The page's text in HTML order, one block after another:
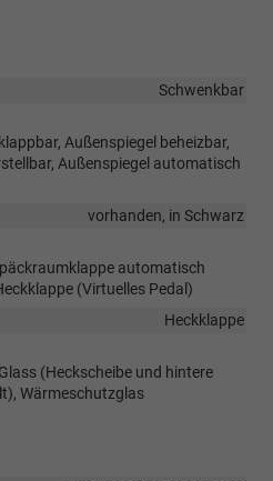
Schwenkbar
Außenspiegel beheizbar,
Außenspiegel automatisch
vorhanden, in Schwarz
automatisch
(Virtuelles Pedal)
Heckklappe
(Heckscheibe und hintere
Wärmeschutzglas